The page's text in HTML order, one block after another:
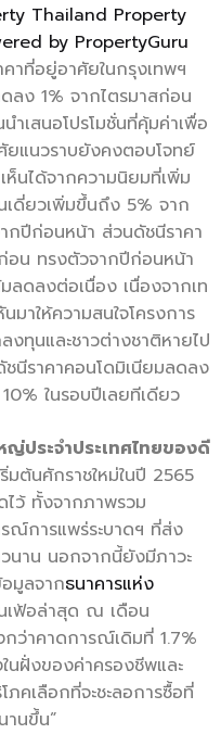
Thailand Property
by PropertyGuru
คาที่อยู่อาศัยในกรุงเทพฯ
ง 1% จากไตรมาสก่อน
เสนอโปรโมชั่นที่คุ้มค่าเพื่อ
ยแนวราบยังคงตอบโจทย์
ห็นได้จากความนิยมที่เพิ่ม
ดี่ยวเพิ่มขึ้นถึง 5% จาก
กปีก่อนหน้า ส่วนดัชนีราคา
อน ทรงตัวจากปีก่อนหน้า
ลดลงต่อเนื่อง เนื่องจากเท
าให้ความสนใจโครงการ
ทุนและชาวต่างชาติหายไป
นีราคาคอนโดมิเนียมลดลง
ในรอบปีเลยทีเดียว
ประจำประเทศไทยของดี
มต้นศักราชใหม่ในปี 2565
ไว้ ทั้งจากภาพรวม
ณ์การแพร่ระบาดฯ ที่ส่ง
นาน นอกจากนี้ยังมีภาวะ
มูลจากธนาคารแห่ง
เฟ้อล่าสุด ณ เดือน
ว่าคาดการณ์เดิมที่ 1.7%
นฝั่งของค่าครองชีพและ
ภคเลือกที่จะชะลอการซื้อที่
านขึ้น”